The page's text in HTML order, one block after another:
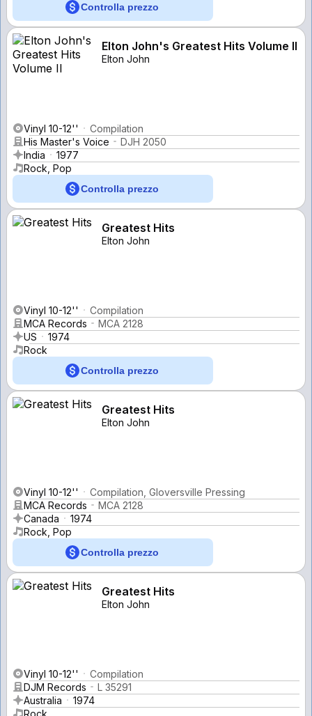
Controlla prezzo
Elton John's Greatest Hits Volume II
Elton John
Vinyl 10-12''
Compilation
His Master's Voice
DJH 2050
India
1977
Rock, Pop
Controlla prezzo
Greatest Hits
Elton John
Vinyl 10-12''
Compilation
MCA Records
MCA 2128
US
1974
Rock
Controlla prezzo
Greatest Hits
Elton John
Vinyl 10-12''
Compilation, Gloversville Pressing
MCA Records
MCA 2128
Canada
1974
Rock, Pop
Controlla prezzo
Greatest Hits
Elton John
Vinyl 10-12''
Compilation
DJM Records
L 35291
Australia
1974
Rock